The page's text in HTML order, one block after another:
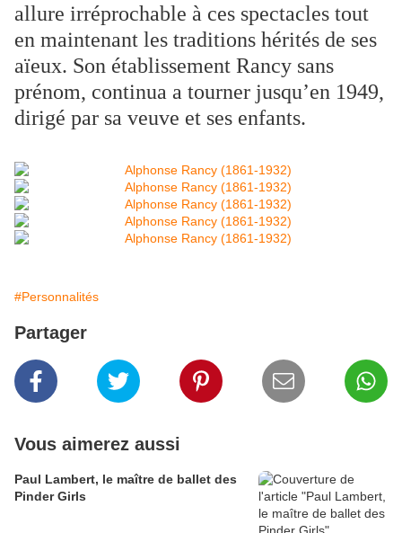
allure irréprochable à ces spectacles tout
en maintenant les traditions hérités de ses
aïeux. Son établissement Rancy sans
prénom, continua a tourner jusqu’en 1949,
dirigé par sa veuve et ses enfants.
#Personnalités
Partager
Vous aimerez aussi
Paul Lambert, le maître de ballet des
Pinder Girls